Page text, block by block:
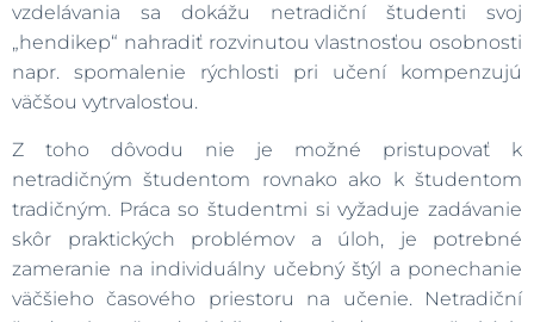
vzdelávania sa dokážu netradiční študenti svoj
„hendikep“ nahradiť rozvinutou vlastnosťou osobnosti
napr. spomalenie rýchlosti pri učení kompenzujú
väčšou vytrvalosťou.
Z toho dôvodu nie je možné pristupovať k
netradičným študentom rovnako ako k študentom
tradičným. Práca so študentmi si vyžaduje zadávanie
skôr praktických problémov a úloh, je potrebné
zameranie na individuálny učebný štýl a ponechanie
väčšieho časového priestoru na učenie. Netradiční